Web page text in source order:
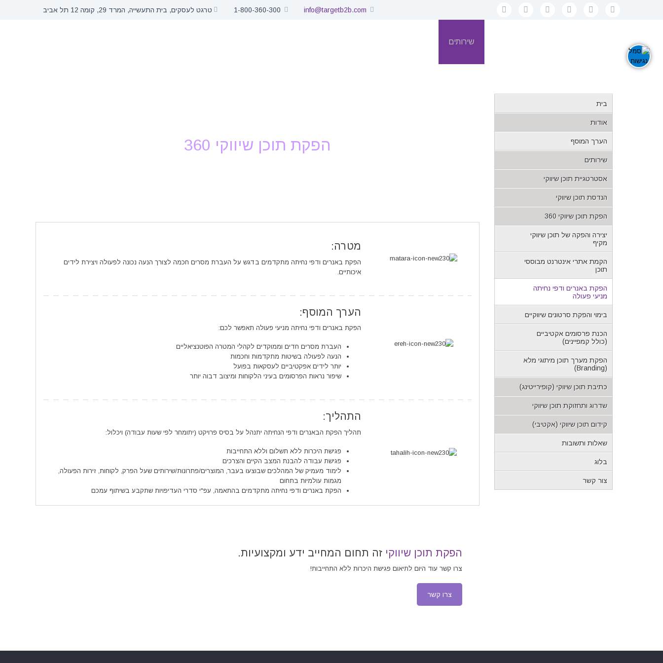
טרגט לעסקים, בית התעשייה, המרד 29, קומה 12 תל אביב info@targetb2b.com
שירותים
הפקת תוכן שיווקי 360
מטרה:
הפקת באנרים ודפי נחיתה מתקדמים בדגש על העברת מסרים חכמה לצורך הנעה נכונה לפעולה ויצירת לידים
איכותיים.
הערך המוסף:
הפקת באנרים ודפי נחיתה מניעי פעולה תאפשר לכם:
העברת מסרים חדים וממוקדים לקהלי המטרה הפוטנציאליים
הנעה לפעולה בשיטות מתקדמות וחכמות
יותר לידים אפקטיביים לעסקאות בפועל
שיפור נראות הפרסומים בעיני הלקוחות ומיצוב דבוה יותר
התהליך:
תהליך הפקת הבאנרים ודפי הנחיתה יתנהל על בסיס פרויקט (יתומחר לפי שעות עבודה) ויכלול:
פגישת היכרות ללא תשלום וללא התחייבות
פגישת עבודה להבנת המצב הקיים והצרכים
לימוד מעמיק של המהלכים שבוצעו בעבר, המוצרים/פתרונות/שירותים שעל הפרק, לקוחות, זירות הפעולה,
מגמות עולמיות בתחום
הפקת באנרים ודפי נחיתה מתקדמים בהתאמה, עפ"י סדרי העדיפויות שתקבע בשיתוף עמכם
הפקת תוכן שיווקי זה תחום המחייב ידע ומקצועיות.
צרו קשר עוד היום לתיאום פגישת היכרות ללא התחייבות!
צרו קשר
בית
אודות
הערך המוסף
שירותים
אסטרטגיית תוכן שיווקי
הנדסת תוכן שיווקי
הפקת תוכן שיווקי 360
יצירה והפקה של תוכן שיווקי
מקיף
הקמת אתרי אינטרנט מבוססי
תוכן
הפקת באנרים ודפי נחיתה
מניעי פעולה
בימוי והפקת סרטונים שיווקיים
הכנת פרסומים אקטיביים
(כולל קמפיינים)
הפקת מערך תוכן מיתוגי מלא
(Branding)
כתיבת תוכן שיווקי (קופירייטינג)
שדרוג ותחזוקת תוכן שיווקי
קידום תוכן שיווקי (אקטיבי)
שאלות ותשובות
בלוג
צור קשר